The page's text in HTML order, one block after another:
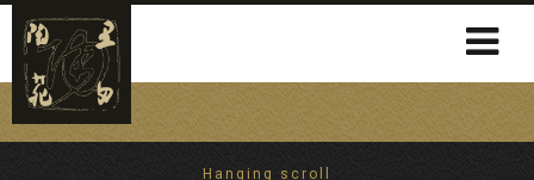
Hanging scroll